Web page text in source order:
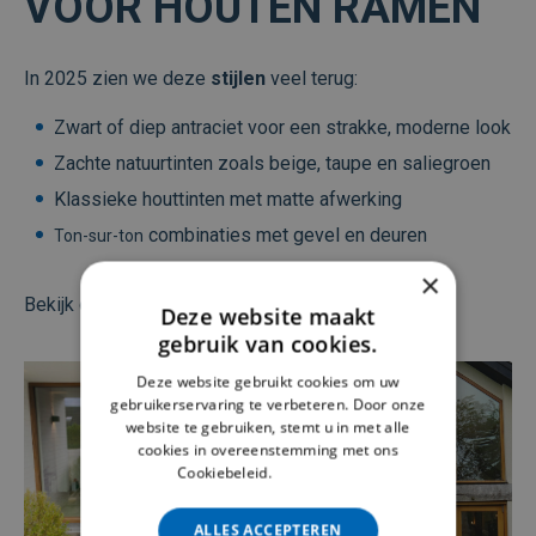
In 2025 zien we deze stijlen veel terug:
Zwart of diep antraciet voor een strakke, moderne look
Zachte natuurtinten zoals beige, taupe en saliegroen
Klassieke houttinten met matte afwerking
Ton-sur-ton combinaties met gevel en deuren
Bekijk onze realisaties voor inspiratie. ×
Deze website maakt
gebruik van cookies.
Deze website gebruikt cookies om uw
gebruikerservaring te verbeteren. Door onze
website te gebruiken, stemt u in met alle
cookies in overeenstemming met ons
Cookiebeleid.
ALLES ACCEPTEREN